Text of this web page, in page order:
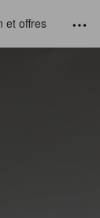
et offres